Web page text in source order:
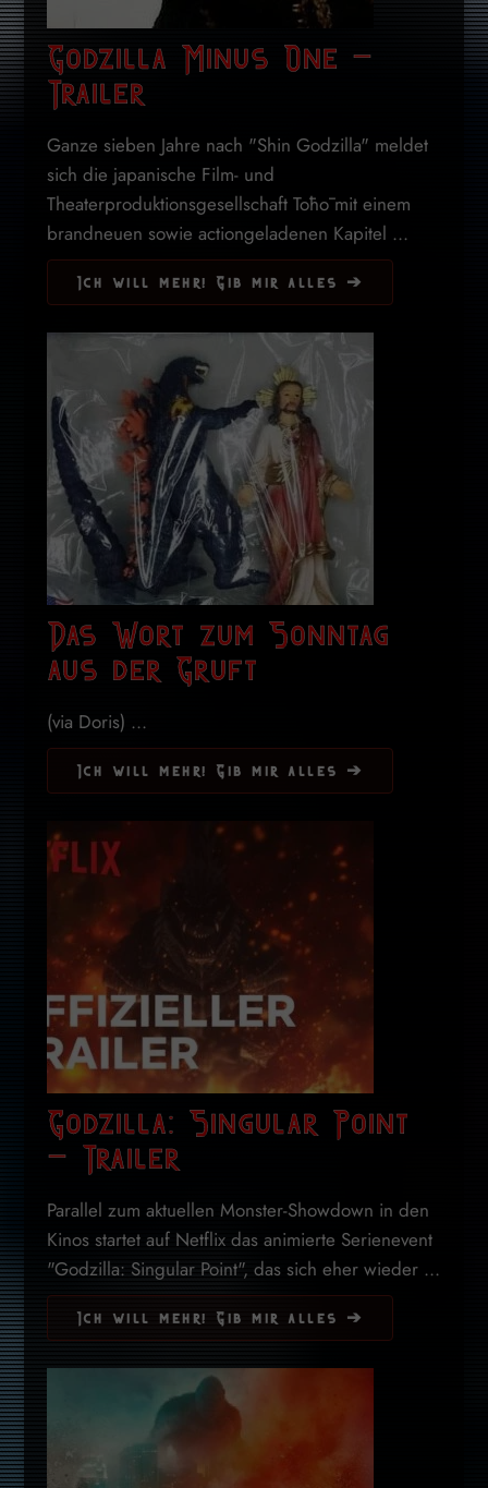
Godzilla Minus One –
Trailer
Ganze sieben Jahre nach "Shin Godzilla" meldet
sich die japanische Film- und
Theaterproduktionsgesellschaft Tōhō mit einem
brandneuen sowie actiongeladenen Kapitel ...
Ich will mehr! Gib mir alles ➔
Das Wort zum Sonntag
aus der Gruft
(via Doris) ...
Ich will mehr! Gib mir alles ➔
Godzilla: Singular Point
– Trailer
Parallel zum aktuellen Monster-Showdown in den
Kinos startet auf Netflix das animierte Serienevent
"Godzilla: Singular Point", das sich eher wieder ...
Ich will mehr! Gib mir alles ➔